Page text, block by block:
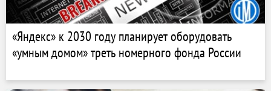
«Яндекс» к 2030 году планирует оборудовать
«умным домом» треть номерного фонда России